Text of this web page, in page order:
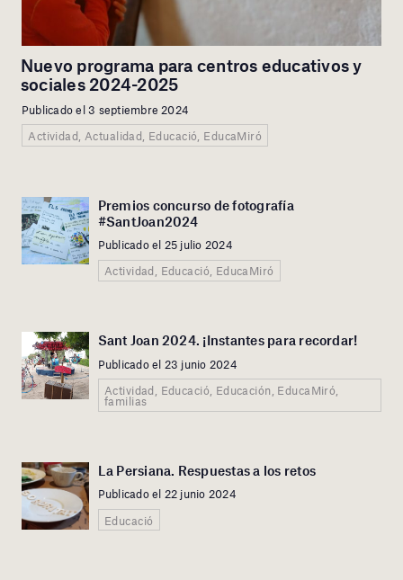
Nuevo programa para centros educativos y
sociales 2024-2025
Publicado el 3 septiembre 2024
Actividad, Actualidad, Educació, EducaMiró
Premios concurso de fotografía
#SantJoan2024
Publicado el 25 julio 2024
Actividad, Educació, EducaMiró
Sant Joan 2024. ¡Instantes para recordar!
Publicado el 23 junio 2024
Actividad, Educació, Educación, EducaMiró,
familias
La Persiana. Respuestas a los retos
Publicado el 22 junio 2024
Educació